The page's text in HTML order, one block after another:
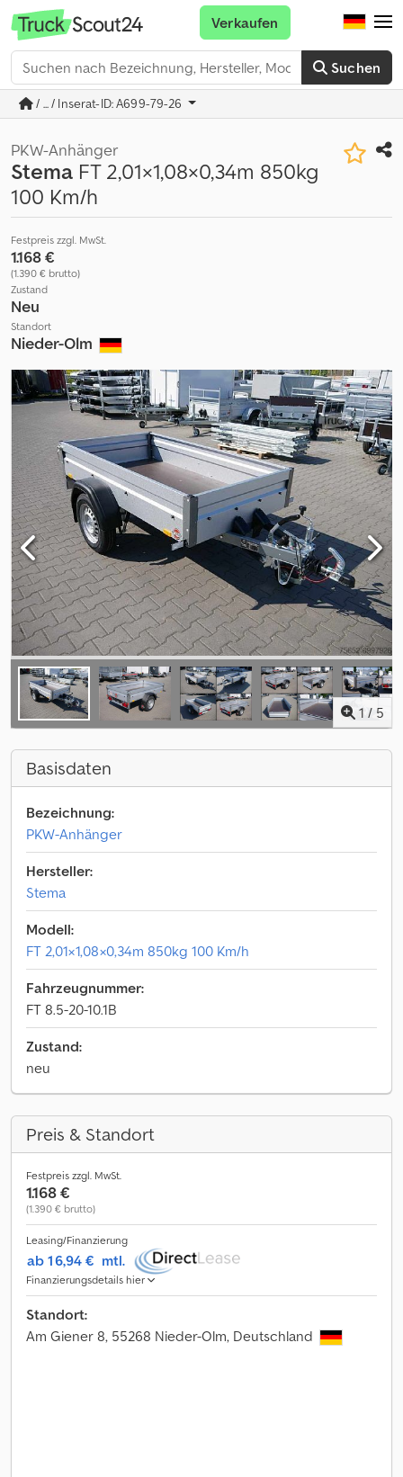
Suchen
Verkaufen
/ ... / Inserat-ID: A699-79-26
PKW-Anhänger
Stema FT 2,01×1,08×0,34m 850kg
100 Km/h
Festpreis zzgl. MwSt.
1.168 €
(1.390 € brutto)
Zustand
Neu
Standort
Nieder-Olm
1 / 5
Basisdaten
Bezeichnung:
PKW-Anhänger
Hersteller:
Stema
Modell:
FT 2,01×1,08×0,34m 850kg 100 Km/h
Fahrzeugnummer:
FT 8.5-20-10.1B
Zustand:
neu
Preis & Standort
Festpreis zzgl. MwSt.
1.168 €
(1.390 € brutto)
Leasing/Finanzierung
ab 16,94 € mtl.
Finanzierungsdetails hier
Standort:
Am Giener 8, 55268 Nieder-Olm, Deutschland